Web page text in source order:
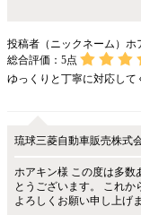
投稿者（ニックネーム）ホ
総合評価： 5点
ゆっくりと丁寧に対応して
琉球三菱自動車販売株
ホアキン様 この度は多数
とうございます。 これ
よろしくお願い申し上げま